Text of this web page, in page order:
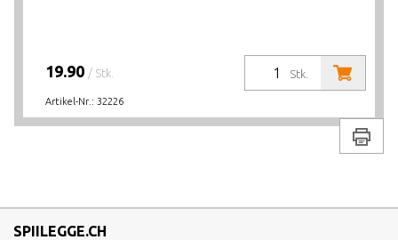
Stk.
19.90 / Stk.
Artikel-Nr.: 32226
SPIILEGGE.CH